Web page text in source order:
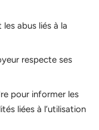
abus liés à la
respecte ses
pour informer les
liées à l’utilisation